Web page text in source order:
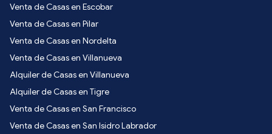
Venta de Casas en Escobar
Venta de Casas en Pilar
Venta de Casas en Nordelta
Venta de Casas en Villanueva
Alquiler de Casas en Villanueva
Alquiler de Casas en Tigre
Venta de Casas en San Francisco
Venta de Casas en San Isidro Labrador